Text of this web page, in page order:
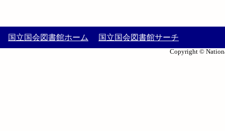
国立国会図書館ホーム 国立国会図書館サーチ
Copyright ©